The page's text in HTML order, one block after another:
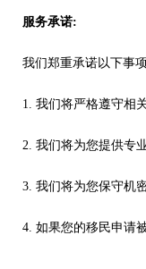
服务承诺:
我们郑重承诺以下事项
1. 我们将严格遵守相
2. 我们将为您提供专
3. 我们将为您保守机
4. 如果您的移民申请